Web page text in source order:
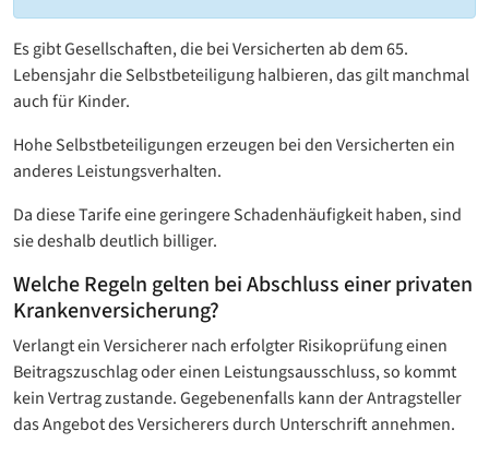
Es gibt Gesellschaften, die bei Versicherten ab dem 65.
Lebensjahr die Selbstbeteiligung halbieren, das gilt manchmal
auch für Kinder.
Hohe Selbstbeteiligungen erzeugen bei den Versicherten ein
anderes Leistungsverhalten.
Da diese Tarife eine geringere Schadenhäufigkeit haben, sind
sie deshalb deutlich billiger.
Welche Regeln gelten bei Abschluss einer privaten
Krankenversicherung?
Verlangt ein Versicherer nach erfolgter Risikoprüfung einen
Beitragszuschlag oder einen Leistungsausschluss, so kommt
kein Vertrag zustande. Gegebenenfalls kann der Antragsteller
das Angebot des Versicherers durch Unterschrift annehmen.